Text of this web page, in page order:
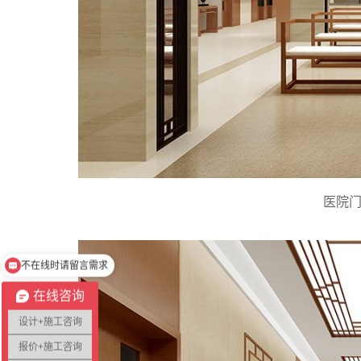
医院
在线咨询
设计+施工咨询
报价+施工咨询
请选择您的需求